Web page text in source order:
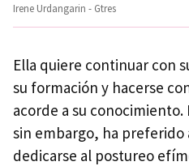
Irene Urdangarin - Gtres
Ella quiere continuar con
su formación y hacerse
acorde a su conocimiento.
sin embargo, ha preferido
dedicarse al postureo